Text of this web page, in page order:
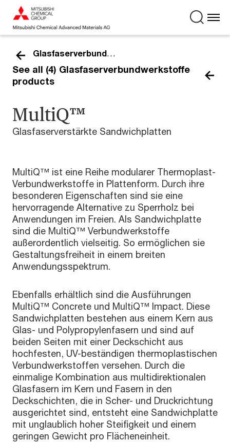
Glasfaserverbundwerkstoffe
See all (4) Glasfaserverbundwerkstoffe
products
MultiQ™
Glasfaserverstärkte Sandwichplatten
MultiQ™ ist eine Reihe modularer Thermoplast-
Verbundwerkstoffe in Plattenform. Durch ihre
besonderen Eigenschaften sind sie eine
hervorragende Alternative zu Sperrholz bei
Anwendungen im Freien. Als Sandwichplatte
sind die MultiQ™ Verbundwerkstoffe
außerordentlich vielseitig. So ermöglichen sie
Gestaltungsfreiheit in einem breiten
Anwendungsspektrum.
Ebenfalls erhältlich sind die Ausführungen
MultiQ™ Concrete und MultiQ™ Impact. Diese
Sandwichplatten bestehen aus einem Kern aus
Glas- und Polypropylenfasern und sind auf
beiden Seiten mit einer Deckschicht aus
hochfesten, UV-beständigen thermoplastischen
Verbundwerkstoffen versehen. Durch die
einmalige Kombination aus multidirektionalen
Glasfasern im Kern und Fasern in den
Deckschichten, die in Scher- und Druckrichtung
ausgerichtet sind, entsteht eine Sandwichplatte
mit unglaublich hoher Steifigkeit und einem
geringen Gewicht pro Flächeneinheit.